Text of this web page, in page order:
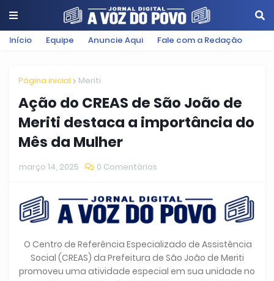
Início Equipe Anuncie Aqui Fale com a Redação
Página inicial Meriti
Ação do CREAS de São João de
Meriti destaca a importância do
Mês da Mulher
março 14, 2025 0 Comentários
O Centro de Referência Especializado de Assistência
Social (CREAS) da Prefeitura de São João de Meriti
promoveu uma atividade especial em sua unidade no